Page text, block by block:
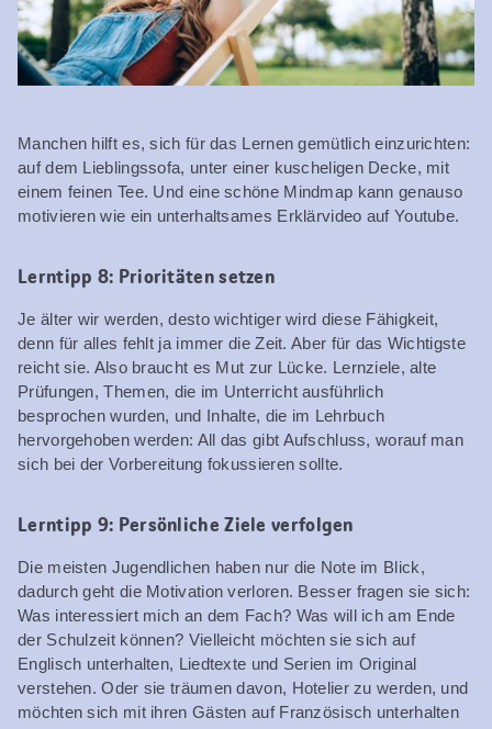
Manchen hilft es, sich für das Lernen gemütlich einzurichten:
auf dem Lieblingssofa, unter einer kuscheligen Decke, mit
einem feinen Tee. Und eine schöne Mindmap kann genauso
motivieren wie ein unterhaltsames Erklärvideo auf Youtube.
Lerntipp 8: Prioritäten setzen
Je älter wir werden, desto wichtiger wird diese Fähigkeit,
denn für alles fehlt ja immer die Zeit. Aber für das Wichtigste
reicht sie. Also braucht es Mut zur Lücke. Lernziele, alte
Prüfungen, Themen, die im Unterricht ausführlich
besprochen wurden, und Inhalte, die im Lehrbuch
hervorgehoben werden: All das gibt Aufschluss, worauf man
sich bei der Vorbereitung fokussieren sollte.
Lerntipp 9: Persönliche Ziele verfolgen
Die meisten Jugendlichen haben nur die Note im Blick,
dadurch geht die Motivation verloren. Besser fragen sie sich:
Was interessiert mich an dem Fach? Was will ich am Ende
der Schulzeit können? Vielleicht möchten sie sich auf
Englisch unterhalten, Liedtexte und Serien im Original
verstehen. Oder sie träumen davon, Hotelier zu werden, und
möchten sich mit ihren Gästen auf Französisch unterhalten